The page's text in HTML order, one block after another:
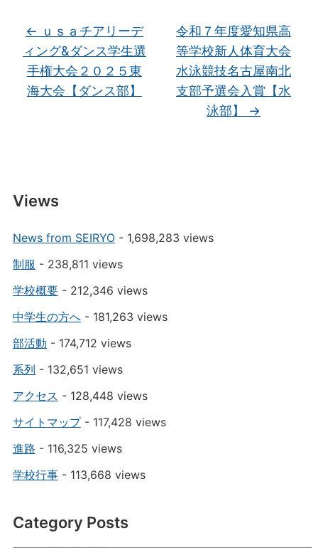
← ｕｓａチアリーデ
ィング&ダンス学生選
手権大会２０２５東
海大会【ダンス部】
令和７年度愛知県高
等学校新人体育大会
水泳競技名古屋南北
支部予選会入賞【水
泳部】 →
Views
News from SEIRYO- 1,698,283 views
制服 - 238,811 views
学校概要- 212,346 views
中学生の方へ- 181,263 views
部活動 - 174,712 views
系列 - 132,651 views
アクセス - 128,448 views
サイトマップ- 117,428 views
進路 - 116,325 views
学校行事- 113,668 views
Category Posts